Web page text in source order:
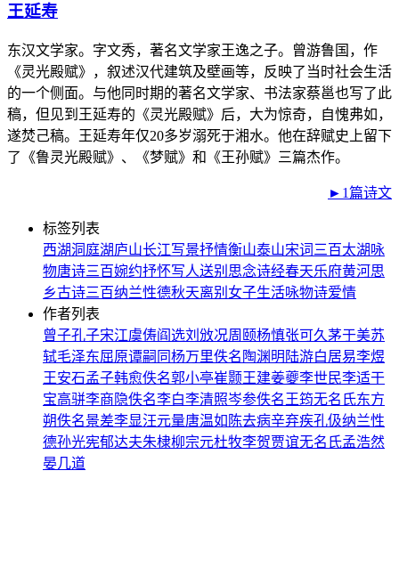
王延寿
东汉文学家。字文秀，著名文学家王逸之子。曾游鲁国，作
《灵光殿赋》，叙述汉代建筑及壁画等，反映了当时社会生活
的一个侧面。与他同时期的著名文学家、书法家蔡邕也写了此
稿，但见到王延寿的《灵光殿赋》后，大为惊奇，自愧弗如，
遂焚己稿。王延寿年仅20多岁溺死于湘水。他在辞赋史上留下
了《鲁灵光殿赋》、《梦赋》和《王孙赋》三篇杰作。
►1篇诗文
标签列表
西湖洞庭湖庐山长江写景抒情衡山泰山宋词三百太湖 咏
物唐诗三百婉约抒怀写人送别 思念诗经春天乐府黄河思
乡古诗三百纳兰性德秋天离别 女子生活咏物诗爱情
作者列表
曾子孔子宋江虞俦阎选刘攽况周颐杨慎张可久茅于美苏
轼毛泽东屈原谭嗣同杨万里佚名 陶渊明 陆游白居易李煜
王安石孟子韩愈佚名郭小亭崔颢王建姜夔李世民李适干
宝高骈李商隐佚名李白李清照岑参佚名 王筠无名氏东方
朔佚名景差李显汪元量唐温如 陈去病辛弃疾孔伋纳兰性
德孙光宪郁达夫朱棣柳宗元杜牧李贺贾谊无名氏孟浩然
晏几道